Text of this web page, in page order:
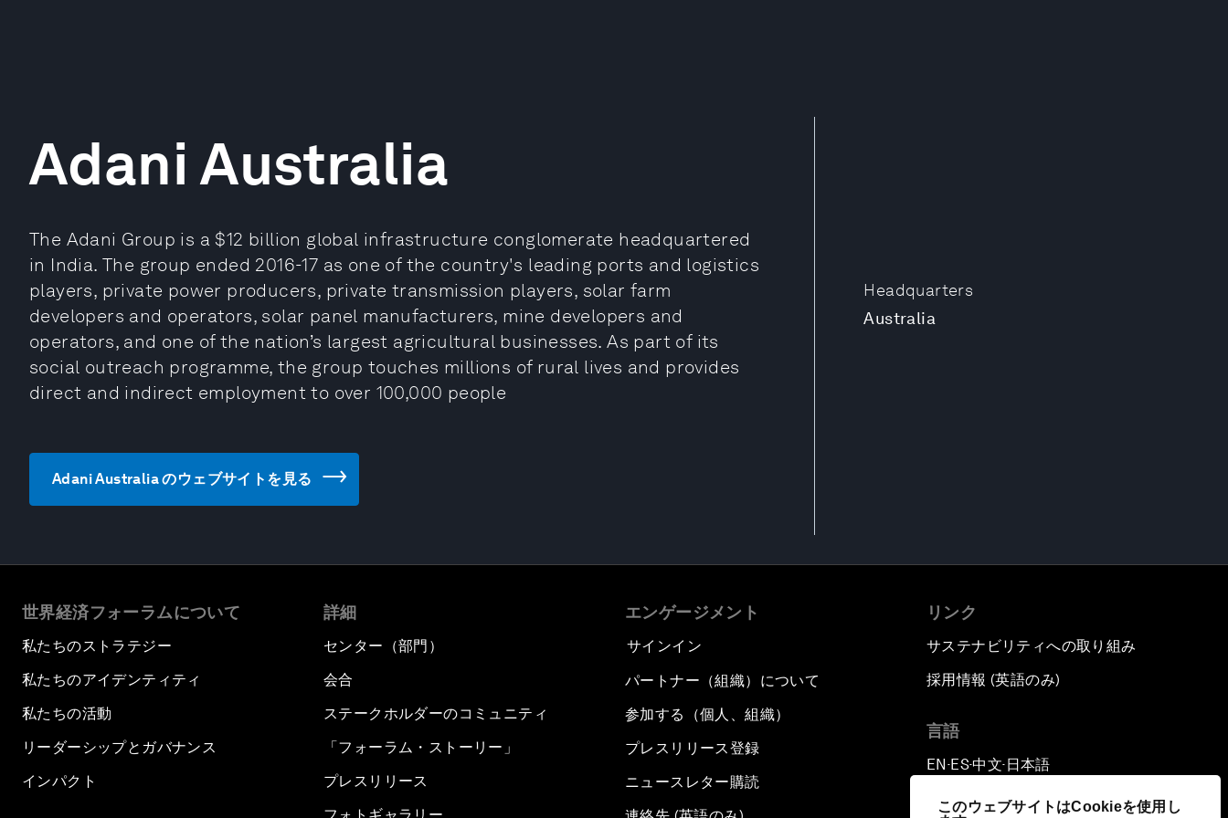
このウェブサイトはCookieを使用し
Headquarters
Australia
Adani Australia
The Adani Group is a $12 billion global infrastructure conglomerate headquartered
in India. The group ended 2016-17 as one of the country's leading ports and logistics
players, private power producers, private transmission players, solar farm
developers and operators, solar panel manufacturers, mine developers and
operators, and one of the nation’s largest agricultural businesses. As part of its
social outreach programme, the group touches millions of rural lives and provides
direct and indirect employment to over 100,000 people
Adani Australia のウェブサイトを見る
世界経済フォーラムについて
私たちのストラテジー
私たちのアイデンティティ
私たちの活動
リーダーシップとガバナンス
インパクト
詳細
センター（部門）
会合
ステークホルダーのコミュニティ
「フォーラム・ストーリー」
プレスリリース
エンゲージメント
サインイン
パートナー（組織）について
参加する（個人、組織）
プレスリリース登録
ニュースレター購読
リンク
サステナビリティへの取り組み
採用情報 (英語のみ)
言語
EN ▪ES▪中文▪ 日本語